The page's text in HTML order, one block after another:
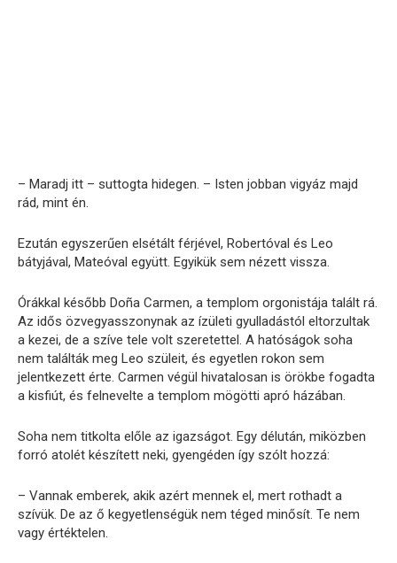
– Maradj itt – suttogta hidegen. – Isten jobban vigyáz majd
rád, mint én.
Ezután egyszerűen elsétált férjével, Robertóval és Leo
bátyjával, Mateóval együtt. Egyikük sem nézett vissza.
Órákkal később Doña Carmen, a templom orgonistája talált rá.
Az idős özvegyasszonynak az ízületi gyulladástól eltorzultak
a kezei, de a szíve tele volt szeretettel. A hatóságok soha
nem találták meg Leo szüleit, és egyetlen rokon sem
jelentkezett érte. Carmen végül hivatalosan is örökbe fogadta
a kisfiút, és felnevelte a templom mögötti apró házában.
Soha nem titkolta előle az igazságot. Egy délután, miközben
forró atolét készített neki, gyengéden így szólt hozzá:
– Vannak emberek, akik azért mennek el, mert rothadt a
szívük. De az ő kegyetlenségük nem téged minősít. Te nem
vagy értéktelen.